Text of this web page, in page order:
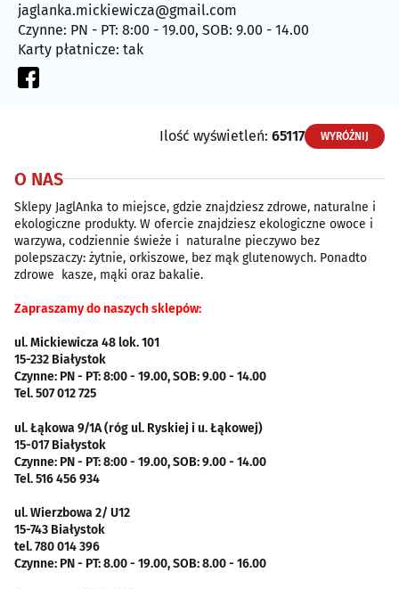
jaglanka.mickiewicza@gmail.com
Czynne: PN - PT: 8:00 - 19.00, SOB: 9.00 - 14.00
Karty płatnicze: tak
Ilość wyświetleń: 65117 WYRÓŻNIJ
O NAS
Sklepy JaglAnka to miejsce, gdzie znajdziesz zdrowe, naturalne i
ekologiczne produkty. W ofercie znajdziesz ekologiczne owoce i
warzywa, codziennie świeże i naturalne pieczywo bez
polepszaczy: żytnie, orkiszowe, bez mąk glutenowych. Ponadto
zdrowe kasze, mąki oraz bakalie.
Zapraszamy do naszych sklepów:
ul. Mickiewicza 48 lok. 101
15-232 Białystok
Czynne: PN - PT: 8:00 - 19.00, SOB: 9.00 - 14.00
Tel. 507 012 725
ul. Łąkowa 9/1A (róg ul. Ryskiej i u. Łąkowej)
15-017 Białystok
Czynne: PN - PT: 8:00 - 19.00, SOB: 9.00 - 14.00
Tel. 516 456 934
ul. Wierzbowa 2/ U12
15-743 Białystok
tel. 780 014 396
Czynne: PN - PT: 8.00 - 19.00, SOB: 8.00 - 16.00